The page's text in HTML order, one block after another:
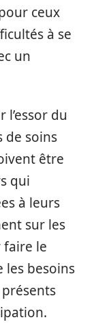
ceux
à se
un
du
de soins
être
qui
à leurs
sur les
faire le
les besoins